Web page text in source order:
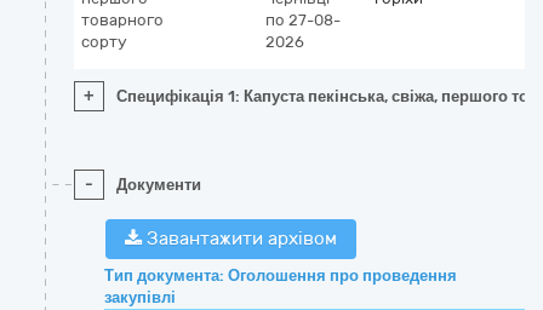
товарного
сорту
по 27-08-
2026
+ Специфікація 1: Капуста пекінська, свіжа, першого
- Документи
Завантажити архівом
Тип документа: Оголошення про проведення
закупівлі